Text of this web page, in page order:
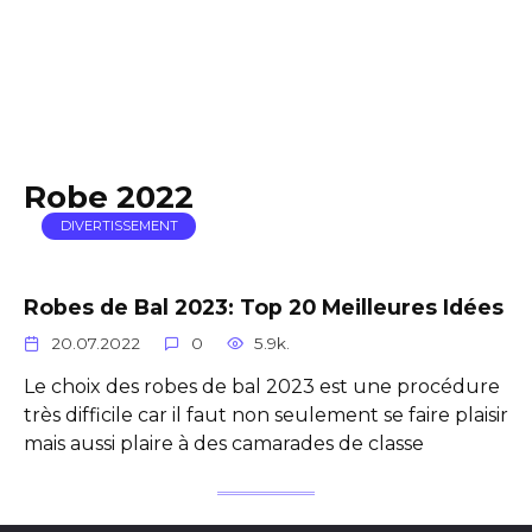
Robe 2022
DIVERTISSEMENT
Robes de Bal 2023: Top 20 Meilleures Idées
20.07.2022 0 5.9k.
Le choix des robes de bal 2023 est une procédure
très difficile car il faut non seulement se faire plaisir
mais aussi plaire à des camarades de classe